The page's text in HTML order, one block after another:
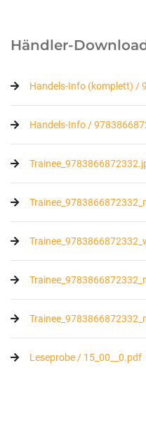
Händler-
Handels-Info (komplett) /
Handels-Info /
Leseprobe / 15_00__0.pdf